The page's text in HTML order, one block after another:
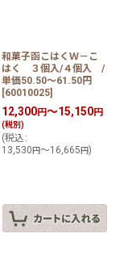
和菓子函こはくＷ－こ
はく ３個入/４個入 /
単価50.50〜61.50円
[60010025]
12,300円～15,150円
(税別)
(税込 :
13,530円～16,665円)